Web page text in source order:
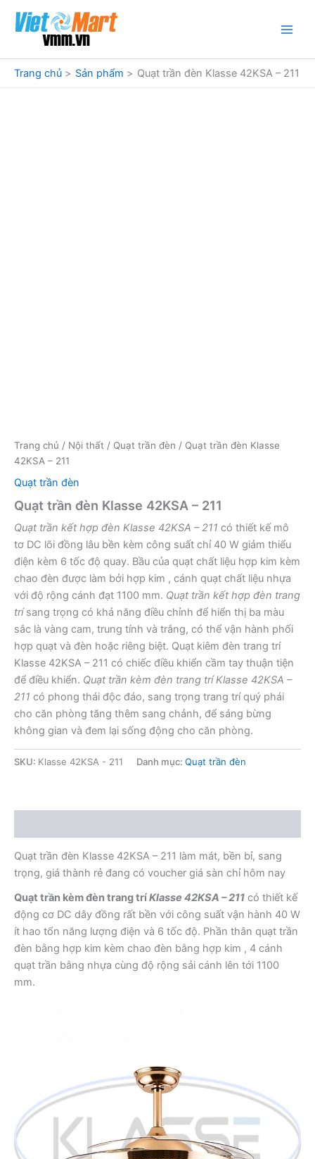
dung
Trang chủ
Sản phẩm Quạt trần đèn Klasse 42KSA – 211
Trang chủ / Nội thất / Quạt trần đèn / Quạt trần đèn Klasse
42KSA – 211
Quạt trần đèn
Quạt trần đèn Klasse 42KSA – 211
Quạt trần kết hợp đèn Klasse 42KSA – 211 có thiết kế mô
tơ DC lõi đồng lâu bền kèm công suất chỉ 40 W giảm thiểu
điện kèm 6 tốc độ quay. Bầu của quạt chất liệu hợp kim kèm
chao đèn được làm bởi hợp kim , cánh quạt chất liệu nhựa
với độ rộng cánh đạt 1100 mm. Quạt trần kết hợp đèn trang
trísang trọng có khả năng điều chỉnh để hiển thị ba màu
sắc là vàng cam, trung tính và trắng, có thể vận hành phối
hợp quạt và đèn hoặc riêng biệt. Quạt kiêm đèn trang trí
Klasse 42KSA – 211 có chiếc điều khiển cầm tay thuận tiện
để điều khiển. Quạt trần kèm đèn trang trí Klasse 42KSA –
211 có phong thái độc đáo, sang trọng trang trí quý phái
cho căn phòng tăng thêm sang chảnh, để sáng bừng
không gian và đem lại sống động cho căn phòng.
SKU: Klasse 42KSA - 211 Danh mục: Quạt trần đèn
Quạt trần đèn Klasse 42KSA – 211 làm mát, bền bỉ, sang
trọng, giá thành rẻ đang có voucher giá sàn chỉ hôm nay
Quạt trần kèm đèn trang tríKlasse 42KSA – 211 có thiết kế
động cơ DC dây đồng rất bền với công suất vận hành 40 W
ít hao tổn năng lượng điện và 6 tốc độ. Phần thân quạt trần
đèn bằng hợp kim kèm chao đèn bằng hợp kim , 4 cánh
quạt trần bằng nhựa cùng độ rộng sải cánh lên tới 1100
mm.